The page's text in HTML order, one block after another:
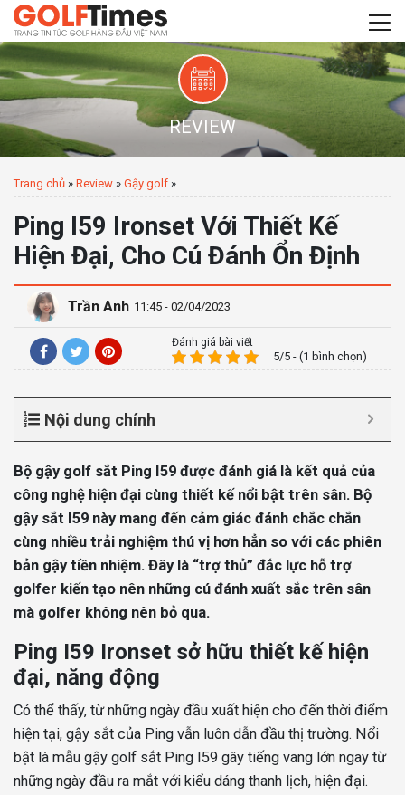
REVIEW
Trang chủ » Review » Gậy golf »
Ping I59 Ironset Với Thiết Kế
Hiện Đại, Cho Cú Đánh Ổn Định
Trần Anh 11:45 - 02/04/2023
Đánh giá bài viết
5/5 - (1 bình chọn)
Nội dung chính
Bộ gậy golf sắt Ping I59 được đánh giá là kết quả của
công nghệ hiện đại cùng thiết kế nổi bật trên sân. Bộ
gậy sắt I59 này mang đến cảm giác đánh chắc chắn
cùng nhiều trải nghiệm thú vị hơn hẳn so với các phiên
bản gậy tiền nhiệm. Đây là “trợ thủ” đắc lực hỗ trợ
golfer kiến tạo nên những cú đánh xuất sắc trên sân
mà golfer không nên bỏ qua.
Ping I59 Ironset sở hữu thiết kế hiện
đại, năng động
Có thể thấy, từ những ngày đầu xuất hiện cho đến thời điểm
hiện tại, gậy sắt của Ping vẫn luôn dẫn đầu thị trường. Nổi
bật là mẫu gậy golf sắt Ping I59 gây tiếng vang lớn ngay từ
những ngày đầu ra mắt với kiểu dáng thanh lịch, hiện đại.